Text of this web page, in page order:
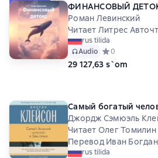
ФИНАНСОВЫЙ
Роман Левинский
Читает Литрес
rus tilida
Audio Средний
0
29 127,63 s`om
Самый богатый
Джордж Сэмюэль
Читает Олег Томилин
Перевод Иван
rus tilida